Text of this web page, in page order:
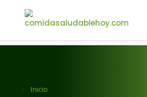
Inicio